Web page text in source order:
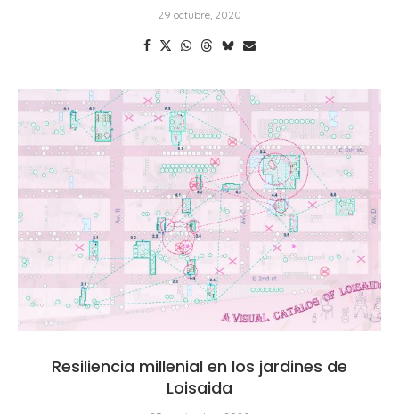
29 octubre, 2020
Resiliencia millenial en los jardines de
Loisaida